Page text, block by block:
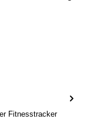
Fitnesstracker